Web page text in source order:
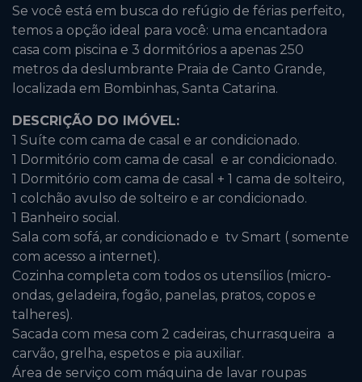
Se você está em busca do refúgio de férias perfeito,
temos a opção ideal para você: uma encantadora
casa com piscina e 3 dormitórios a apenas 250
metros da deslumbrante Praia de Canto Grande,
localizada em Bombinhas, Santa Catarina.
DESCRIÇÃO DO IMÓVEL:
1 Suíte com cama de casal e ar condicionado.
1 Dormitório com cama de casal e ar condicionado.
1 Dormitório com cama de casal + 1 cama de solteiro,
1 colchão avulso de solteiro e ar condicionado.
1 Banheiro social.
Sala com sofá, ar condicionado e tv Smart ( somente
com acesso a internet).
Cozinha completa com todos os utensílios (micro-
ondas, geladeira, fogão, panelas, pratos, copos e
talheres).
Sacada com mesa com 2 cadeiras, churrasqueira a
carvão, grelha, espetos e pia auxiliar.
Área de serviço com máquina de lavar roupas